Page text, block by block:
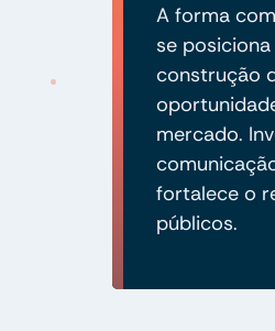
A forma
se
construção
mercado.
fortalece o
públicos.